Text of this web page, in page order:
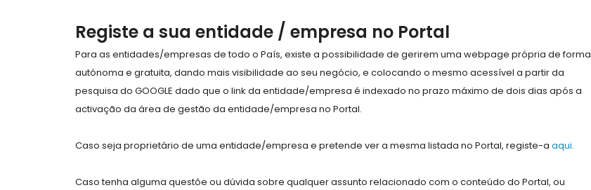
Registe a sua entidade / empresa no Portal
Para as entidades/empresas de todo o País, existe a possibilidade de gerirem uma webpage própria de forma
autónoma e gratuita, dando mais visibilidade ao seu negócio, e colocando o mesmo acessível a partir da
pesquisa do GOOGLE dado que o link da entidade/empresa é indexado no prazo máximo de dois dias após a
activação da área de gestão da entidade/empresa no Portal.
Caso seja proprietário de uma entidade/empresa e pretende ver a mesma listada no Portal, registe-a aqui.
Caso tenha alguma questõe ou dúvida sobre qualquer assunto relacionado com o conteúdo do Portal, ou